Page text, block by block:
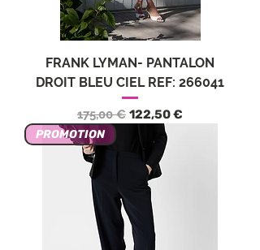
FRANK LYMAN- PANTALON
DROIT BLEU CIEL REF: 266041
Обычная цена
175,00 € Цена со скидкой
122,50 €
PROMOTION